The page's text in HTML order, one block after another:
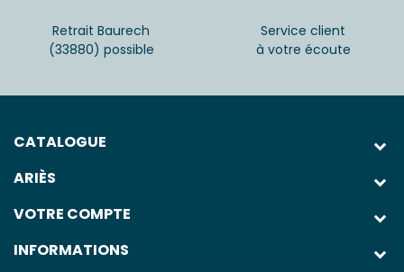
Retrait Baurech
(33880) possible
Service client
à votre écoute
CATALOGUE
ARIÈS
VOTRE COMPTE
INFORMATIONS